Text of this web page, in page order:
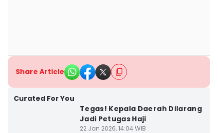
Share Article
Curated For You
Tegas! Kepala Daerah Dilarang
Jadi Petugas Haji
22 Jan 2026, 14:04 WIB